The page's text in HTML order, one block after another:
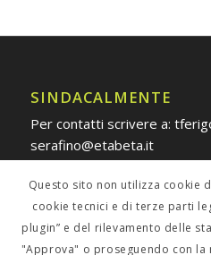
SINDACALMENTE
Per contatti scrivere a:
serafino@etabeta.it
POLICY PRIVACY
Questo sito non utilizza cookie
cookie tecnici e di terze parti
plugin” e del rilevamento delle
"Approva" o proseguendo con la